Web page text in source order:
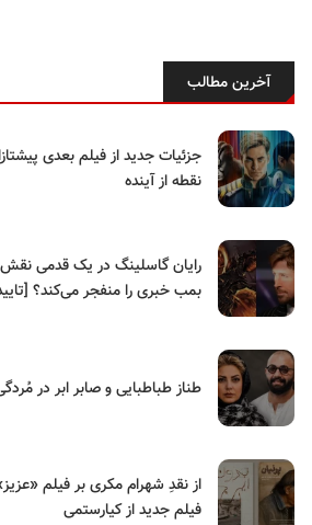
آخرین مطالب
جزئیات جدید از فیلم بعدی
نقطه از آینده
رایان گاسلینگ در یک قدمی
بمب خبری را منفجر می‌کند؟
طناز طباطبایی و صابر ابر در
از نقدِ شهرام مکری بر فیلم
فیلم جدید از کیارستمی